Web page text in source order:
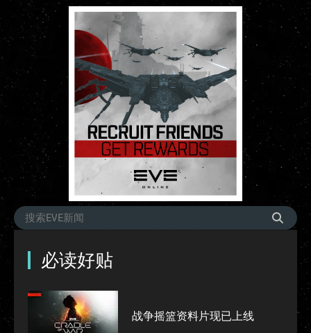
必读好贴
战争摇篮资料片现已上线